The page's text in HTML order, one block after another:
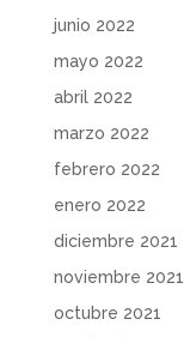
junio 2022
mayo 2022
abril 2022
marzo 2022
febrero 2022
enero 2022
diciembre 2021
noviembre 2021
octubre 2021